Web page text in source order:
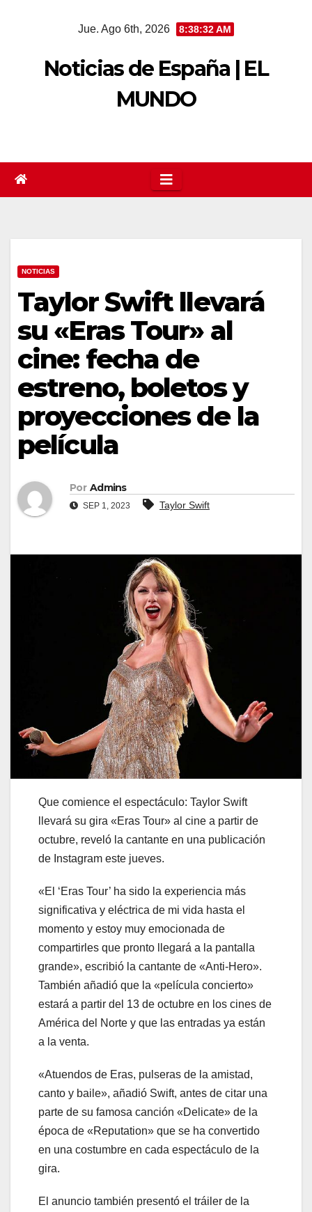
Jue. Ago 6th, 2026 8:38:33 AM
Noticias de España | EL
MUNDO
NOTICIAS
Taylor Swift llevará
su «Eras Tour» al
cine: fecha de
estreno, boletos y
proyecciones de la
película
Por Admins
SEP 1, 2023 Taylor Swift
Que comience el espectáculo: Taylor Swift
llevará su gira «Eras Tour» al cine a partir de
octubre, reveló la cantante en una publicación
de Instagram este jueves.
«El ‘Eras Tour’ ha sido la experiencia más
significativa y eléctrica de mi vida hasta el
momento y estoy muy emocionada de
compartirles que pronto llegará a la pantalla
grande», escribió la cantante de «Anti-Hero».
También añadió que la «película concierto»
estará a partir del 13 de octubre en los cines de
América del Norte y que las entradas ya están
a la venta.
«Atuendos de Eras, pulseras de la amistad,
canto y baile», añadió Swift, antes de citar una
parte de su famosa canción «Delicate» de la
época de «Reputation» que se ha convertido
en una costumbre en cada espectáculo de la
gira.
El anuncio también presentó el tráiler de la